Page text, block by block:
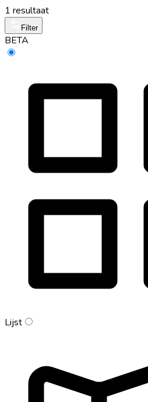
1 resultaat
Filter
BETA
Lijst